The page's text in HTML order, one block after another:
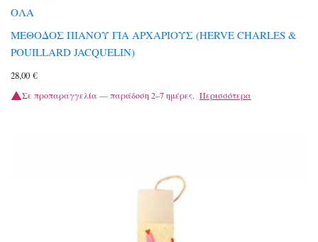
ΟΛΑ
ΜΕΘΟΔΟΣ ΠΙΑΝΟΥ ΓΙΑ ΑΡΧΑΡΙΟΥΣ (HERVE CHARLES &
POUILLARD JACQUELIN)
28,00 €
Σε προπαραγγελία — παράδοση 2–7 ημέρες. Περισσότερα